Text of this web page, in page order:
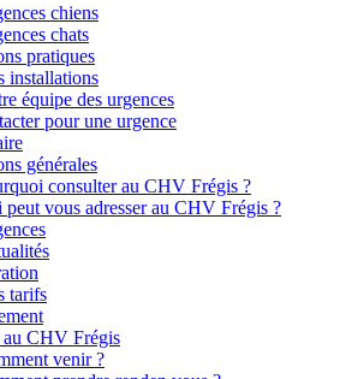
chiens
chats
pratiques
installations
équipe des urgences
pour une urgence
générales
consulter au CHV Frégis ?
peut vous adresser au CHV Frégis ?
tarifs
au CHV Frégis
venir ?